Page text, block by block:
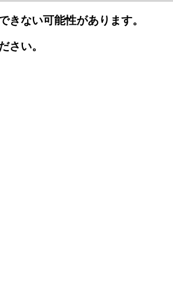
きない可能性があります。
さい。